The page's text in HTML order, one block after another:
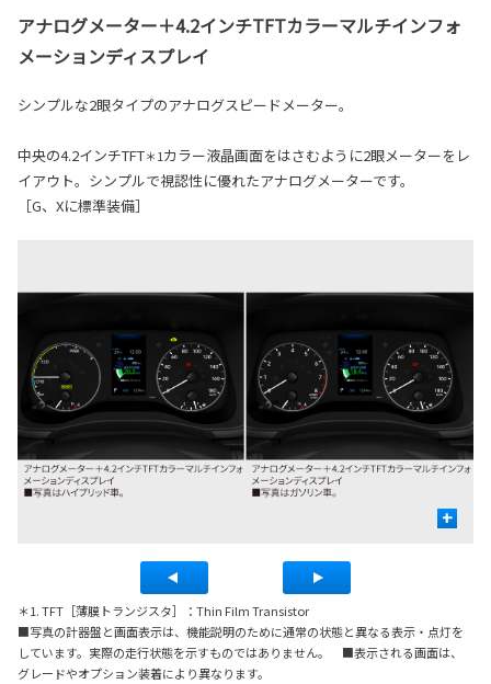
アナログメーター＋4.2インチTFTカラーマルチインフォ
メーションディスプレイ
シンプルな2眼タイプのアナログスピードメーター。
中央の4.2インチTFT＊1カラー液晶画面をはさむように2眼メーターをレ
イアウト。シンプルで視認性に優れたアナログメーターです。
［G、Xに標準装備］
+
＊1. TFT［薄膜トランジスタ］：Thin Film Transistor
■写真の計器盤と画面表示は、機能説明のために通常の状態と異なる表示・点灯を
しています。実際の走行状態を示すものではありません。 ■表示される画面は、
グレードやオプション装着により異なります。